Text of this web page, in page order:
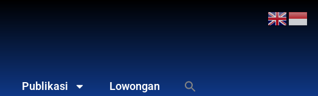
Publikasi Lowongan